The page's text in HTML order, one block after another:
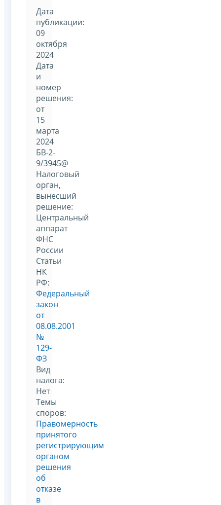
Дата
публикации:
09
октября
2024
Дата
и
номер
решения:
от
15
марта
2024
БВ-2-
9/3945@
Налоговый
орган,
вынесший
решение:
Центральный
аппарат
ФНС
России
Статьи
НК
РФ:
Федеральный
закон
от
08.08.2001
№
129-
ФЗ
Вид
налога:
Нет
Темы
споров:
Правомерность
принятого
регистрирующим
органом
решения
об
отказе
в